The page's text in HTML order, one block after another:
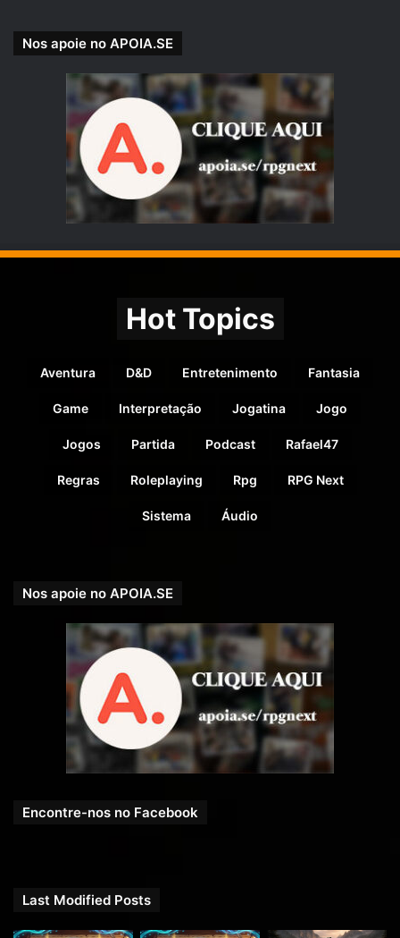
Nos apoie no APOIA.SE
Hot Topics
Aventura D&D Entretenimento Fantasia
Game Interpretação Jogatina Jogo
Jogos Partida Podcast Rafael47
Regras Roleplaying Rpg RPG Next
Sistema Áudio
Nos apoie no APOIA.SE
Encontre-nos no Facebook
Last Modified Posts